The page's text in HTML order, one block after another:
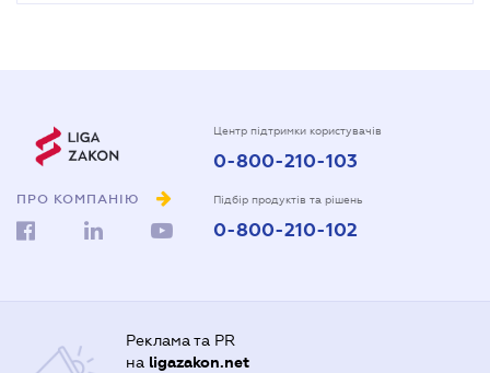
ПРО КОМПАНІЮ
Центр підтримки користувачів
0-800-210-103
Підбір продуктів та рішень
0-800-210-102
Реклама та PR
на ligazakon.net